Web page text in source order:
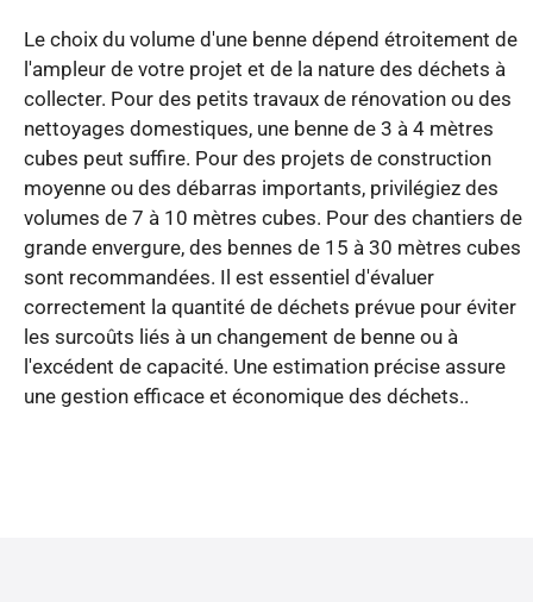
Le choix du volume d'une benne dépend étroitement de
l'ampleur de votre projet et de la nature des déchets à
collecter. Pour des petits travaux de rénovation ou des
nettoyages domestiques, une benne de 3 à 4 mètres
cubes peut suffire. Pour des projets de construction
moyenne ou des débarras importants, privilégiez des
volumes de 7 à 10 mètres cubes. Pour des chantiers de
grande envergure, des bennes de 15 à 30 mètres cubes
sont recommandées. Il est essentiel d'évaluer
correctement la quantité de déchets prévue pour éviter
les surcoûts liés à un changement de benne ou à
l'excédent de capacité. Une estimation précise assure
une gestion efficace et économique des déchets..